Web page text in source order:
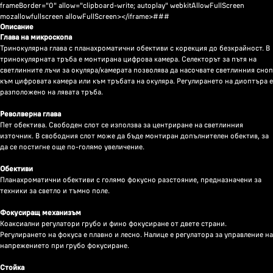
frameBorder="0" allow="clipboard-write; autoplay" webkitAllowFullScreen
mozallowfullscreen allowFullScreen></iframe>###
Описание
Глава на микроскопа
Тринокулярна глава с планахроматични обективи с корекция до безкрайност. В
тринокулярната тръба е монтирана цифрова камера. Селекторът за пътя на
светлинните лъчи за окуляра/камерата позволява да насочвате светлинния сноп
към цифровата камера или към тръбата на окуляра. Регулирането на диоптъра е
разположено на лявата тръба.
Револверна глава
Пет обектива. Свободен слот се използва за центриране на светлинния
източник. В свободния слот може да бъде монтиран допълнителен обектив, за
да се постигне още по-голямо увеличение.
Обективи
Планахроматични обективи с голямо фокусно разстояние, предназначени за
техники за светло и тъмно поле.
Фокусиращ механизъм
Коаксиални регулатори грубо и фино фокусиране от двете страни.
Регулирането на фокуса е плавно и лесно. Налице е регулатора за управление на
напрежението при грубо фокусиране.
Стойка